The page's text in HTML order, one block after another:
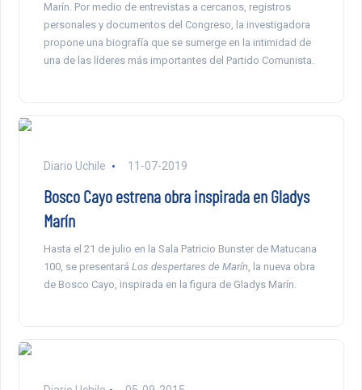
Marín. Por medio de entrevistas a cercanos, registros
personales y documentos del Congreso, la investigadora
propone una biografía que se sumerge en la intimidad de
una de las líderes más importantes del Partido Comunista.
Diario Uchile 11-07-2019
Bosco Cayo estrena obra inspirada en Gladys
Marín
Hasta el 21 de julio en la Sala Patricio Bunster de Matucana
100, se presentará Los despertares de Marín, la nueva obra
de Bosco Cayo, inspirada en la figura de Gladys Marín.